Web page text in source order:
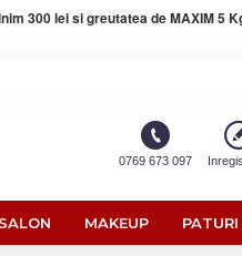
300 lei si greutatea de MAXIM 5
0769 673 097
MAKEUP PATURI